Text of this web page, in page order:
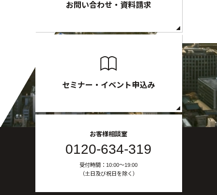
お問い合わせ・資料請求
セミナー・イベント申込み
お客様相談室
0120-634-319
受付時間：10:00〜19:00
（土日及び祝日を除く）